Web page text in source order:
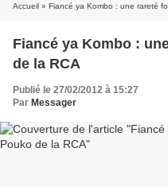
Accueil » Fiancé ya Kombo : une rareté
Fiancé ya Kombo :
de la RCA
Publié le 27/02/2012 à 15:27
Par Messager